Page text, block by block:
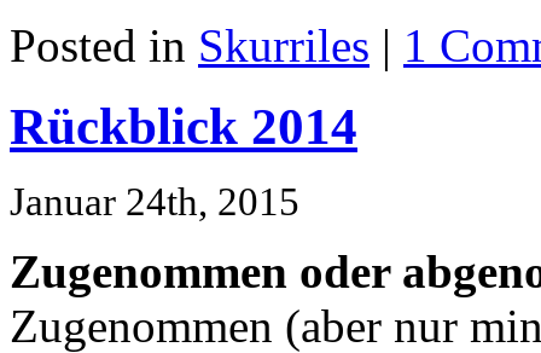
Posted in Skurriles | 1
Rückblick 2014
Januar 24th, 2015
Zugenommen oder
Zugenommen (aber nur